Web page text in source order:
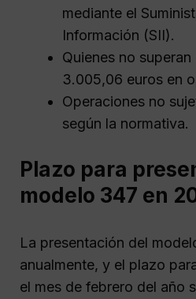
mediante el
Información (SII).
Quienes no
3.005,06 euros en
Operaciones no
según la normativa.
Plazo para
modelo 347 en
La presentación del
anualmente, y el plazo
el mes de febrero del año